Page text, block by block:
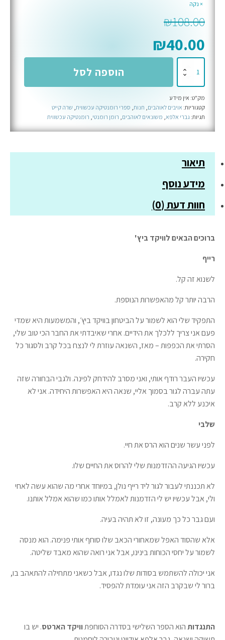
נקה
₪108.00
₪40.00
-
ספר
שלישי
וויקד
הארטס
הוספה לסל
מק"ט: אין מידע
קטגוריות: אויבים לאוהבים חנות ספרי רומנטיקה עכשווית שרה קייט
תגיות: גברי אלפא משונאים לאוהבים רומן רומנטי רומנטיקה עכשווית
תיאור
מידע נוסף
חוות דעת (0)
ברוכים הבאים לוויקד ביץ'
רייף
לשנוא זה קל.
הרבה יותר קל מהאפשרות הנוספת.
התפקיד שלי הוא לשמור על הביטחון בוויקד ביץ׳, והמשמעות היא שמדי
פעם אני צריך ללכלך את הידיים. אחרי שאיבדתי את החבר הכי טוב שלי,
הסרתי את הכפפות – מאז, השנאה עוזרת לי לנצח בכל קרב ולסגור כל
חקירה.
עכשיו העבר רודף אותי, ואני מסרב להידחק לפינה. ולגבי הבחורה שזה
עתה עברה לגור בסמוך אליי, שנאה היא האפשרות היחידה. אני לא
איכנע ללא קרב.
שלבי
לפני עשר שנים הוא הרס את חיי.
עכשיו הגיעה ההזדמנות שלי להרוס את החיים שלו.
לא תכננתי לעבור לגור ליד רייף נולן, במיוחד אחרי מה שהוא עשה לאחי
ולי, אבל עכשיו יש לי הזדמנות לאמלל אותו כמו שהוא אמלל אותנו.
ועם גבר כל כך מעונה, זו לא תהיה בעיה.
אלא שהסוד האפל שמאחורי הכאב שלו סוחף אותי פנימה. הוא מנסה
לשמור על יחסי הכוחות בינינו, אבל אני רואה שהוא מאבד שליטה.
אני יכולה להשתמש בסודות שלו נגדו, אבל כשאני מתחילה להתאהב בו,
ברור לי שבקרב הזה אני עומדת להפסיד.
התנגדותהוא הספר השלישי בסדרה הסוחפתוויקד הארטס. יש בו